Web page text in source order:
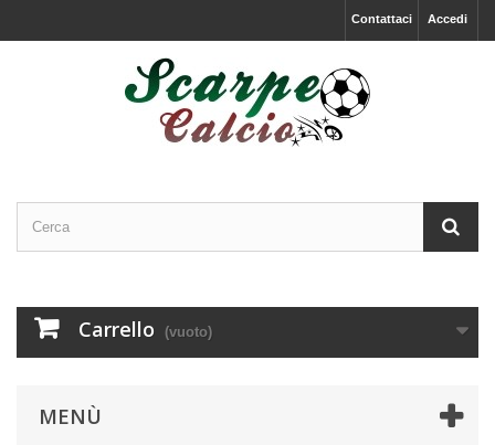
Accedi
Contattaci
Carrello (vuoto)
MENÙ